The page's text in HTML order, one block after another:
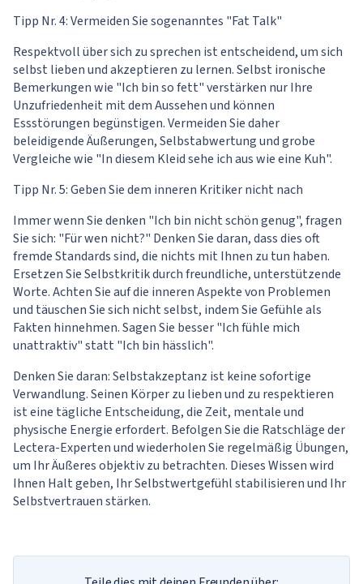
Tipp Nr. 4: Vermeiden Sie sogenanntes "Fat Talk"
Respektvoll über sich zu sprechen ist entscheidend, um sich
selbst lieben und akzeptieren zu lernen. Selbst ironische
Bemerkungen wie "Ich bin so fett" verstärken nur Ihre
Unzufriedenheit mit dem Aussehen und können
Essstörungen begünstigen. Vermeiden Sie daher
beleidigende Äußerungen, Selbstabwertung und grobe
Vergleiche wie "In diesem Kleid sehe ich aus wie eine Kuh".
Tipp Nr. 5: Geben Sie dem inneren Kritiker nicht nach
Immer wenn Sie denken "Ich bin nicht schön genug", fragen
Sie sich: "Für wen nicht?" Denken Sie daran, dass dies oft
fremde Standards sind, die nichts mit Ihnen zu tun haben.
Ersetzen Sie Selbstkritik durch freundliche, unterstützende
Worte. Achten Sie auf die inneren Aspekte von Problemen
und täuschen Sie sich nicht selbst, indem Sie Gefühle als
Fakten hinnehmen. Sagen Sie besser "Ich fühle mich
unattraktiv" statt "Ich bin hässlich".
Denken Sie daran: Selbstakzeptanz ist keine sofortige
Verwandlung. Seinen Körper zu lieben und zu respektieren
ist eine tägliche Entscheidung, die Zeit, mentale und
physische Energie erfordert. Befolgen Sie die Ratschläge der
Lectera-Experten und wiederholen Sie regelmäßig Übungen,
um Ihr Äußeres objektiv zu betrachten. Dieses Wissen wird
Ihnen Halt geben, Ihr Selbstwertgefühl stabilisieren und Ihr
Selbstvertrauen stärken.